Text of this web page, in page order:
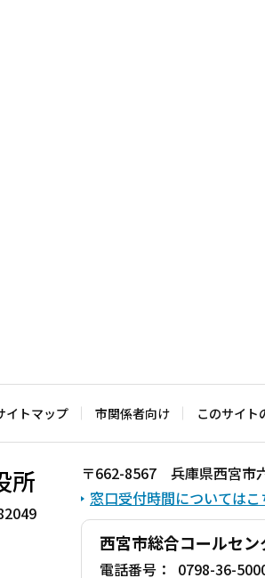
イトマップ 市関係者向け このサイト
所
〒662-8567 兵庫県西宮市
窓口受付時間についてはこ
西宮市総合コールセン
電話番号： 0798-36-